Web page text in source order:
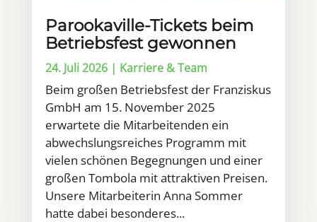
Parookaville-Tickets beim
Betriebsfest gewonnen
24. Juli 2026| Karriere & Team
Beim großen Betriebsfest der Franziskus
GmbH am 15. November 2025
erwartete die Mitarbeitenden ein
abwechslungsreiches Programm mit
vielen schönen Begegnungen und einer
großen Tombola mit attraktiven Preisen.
Unsere Mitarbeiterin Anna Sommer
hatte dabei besonderes...